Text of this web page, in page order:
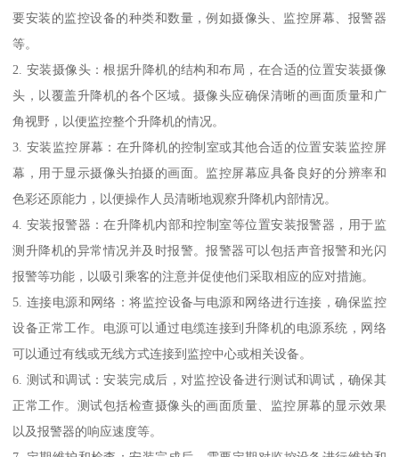
要安装的监控设备的种类和数量，例如摄像头、监控屏幕、报警器
等。
2. 安装摄像头：根据升降机的结构和布局，在合适的位置安装摄像
头，以覆盖升降机的各个区域。摄像头应确保清晰的画面质量和广
角视野，以便监控整个升降机的情况。
3. 安装监控屏幕：在升降机的控制室或其他合适的位置安装监控屏
幕，用于显示摄像头拍摄的画面。监控屏幕应具备良好的分辨率和
色彩还原能力，以便操作人员清晰地观察升降机内部情况。
4. 安装报警器：在升降机内部和控制室等位置安装报警器，用于监
测升降机的异常情况并及时报警。报警器可以包括声音报警和光闪
报警等功能，以吸引乘客的注意并促使他们采取相应的应对措施。
5. 连接电源和网络：将监控设备与电源和网络进行连接，确保监控
设备正常工作。电源可以通过电缆连接到升降机的电源系统，网络
可以通过有线或无线方式连接到监控中心或相关设备。
6. 测试和调试：安装完成后，对监控设备进行测试和调试，确保其
正常工作。测试包括检查摄像头的画面质量、监控屏幕的显示效果
以及报警器的响应速度等。